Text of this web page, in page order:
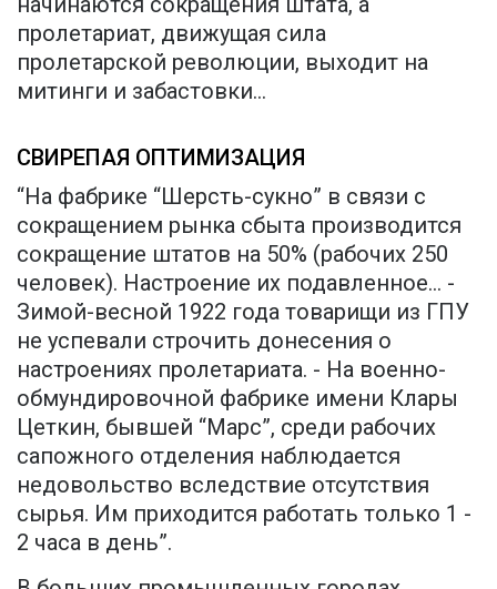
пролетариат, движущая сила
пролетарской революции, выходит на
митинги и забастовки...
СВИРЕПАЯ ОПТИМИЗАЦИЯ
“На фабрике “Шерсть-сукно” в связи с
сокращением рынка сбыта производится
сокращение штатов на 50% (рабочих 250
человек). Настроение их подавленное... -
Зимой-весной 1922 года товарищи из ГПУ
не успевали строчить донесения о
настроениях пролетариата. - На военно-
обмундировочной фабрике имени Клары
Цеткин, бывшей “Марс”, среди рабочих
сапожного отделения наблюдается
недовольство вследствие отсутствия
сырья. Им приходится работать только 1 -
2 часа в день”.